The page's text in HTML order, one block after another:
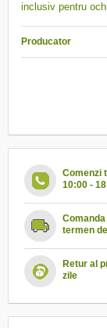
inclusiv pentru
Producator
Comenzi
10:00 -
termen
Retur al
zile